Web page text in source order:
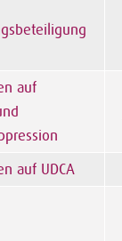
auf
auf UDCA